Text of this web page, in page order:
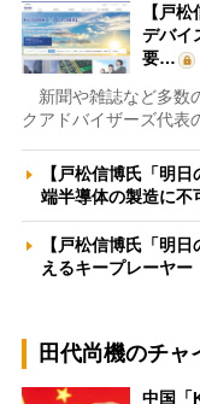
【戸
デバイ
要…
新聞や雑誌など多数
クアドバイザーズ代表
【戸松信博氏「明
端半導体の製造に
【戸松信博氏「明
えるキープレーヤ
田代尚機のチャ
中国「